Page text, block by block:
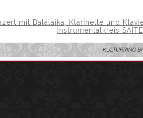
mit Balalaika, Klarinette und
Instrumentalkreis
KULTURRING